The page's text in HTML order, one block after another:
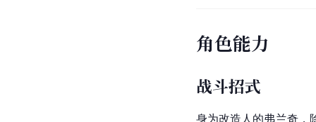
角色能力
战斗招式
身为改造人的弗兰奇，